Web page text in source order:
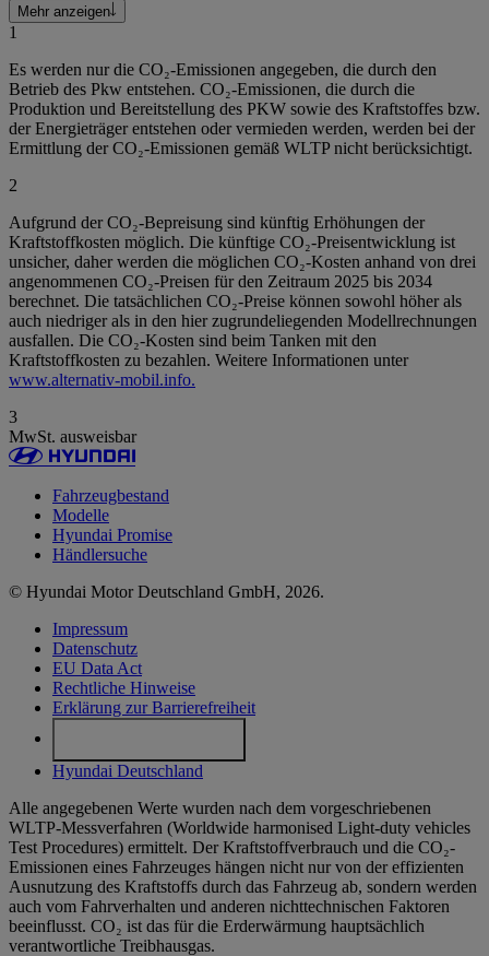
Mehr anzeigen
1
Es werden nur die CO₂-Emissionen angegeben, die durch den
Betrieb des Pkw entstehen. CO₂-Emissionen, die durch die
Produktion und Bereitstellung des PKW sowie des Kraftstoffes bzw.
der Energieträger entstehen oder vermieden werden, werden bei der
Ermittlung der CO₂-Emissionen gemäß WLTP nicht berücksichtigt.
2
Aufgrund der CO₂-Bepreisung sind künftig Erhöhungen der
Kraftstoffkosten möglich. Die künftige CO₂-Preisentwicklung ist
unsicher, daher werden die möglichen CO₂-Kosten anhand von drei
angenommenen CO₂-Preisen für den Zeitraum 2025 bis 2034
berechnet. Die tatsächlichen CO₂-Preise können sowohl höher als
auch niedriger als in den hier zugrundeliegenden Modellrechnungen
ausfallen. Die CO₂-Kosten sind beim Tanken mit den
Kraftstoffkosten zu bezahlen. Weitere Informationen unter
www.alternativ-mobil.info.
3
MwSt. ausweisbar
Fahrzeugbestand
Modelle
Hyundai Promise
Händlersuche
© Hyundai Motor Deutschland GmbH, 2026.
Impressum
Datenschutz
EU Data Act
Rechtliche Hinweise
Erklärung zur Barrierefreiheit
Hyundai Deutschland
Alle angegebenen Werte wurden nach dem vorgeschriebenen
WLTP-Messverfahren (Worldwide harmonised Light-duty vehicles
Test Procedures) ermittelt. Der Kraftstoffverbrauch und die CO₂-
Emissionen eines Fahrzeuges hängen nicht nur von der effizienten
Ausnutzung des Kraftstoffs durch das Fahrzeug ab, sondern werden
auch vom Fahrverhalten und anderen nichttechnischen Faktoren
beeinflusst. CO₂ ist das für die Erderwärmung hauptsächlich
verantwortliche Treibhausgas.